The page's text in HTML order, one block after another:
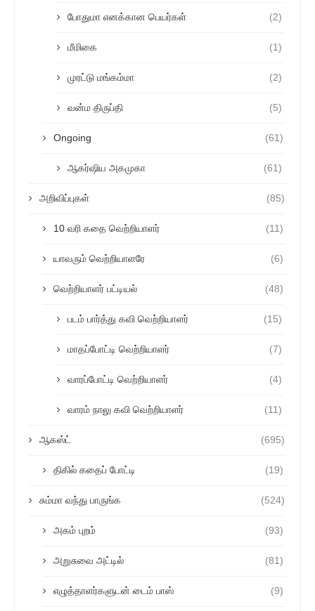
போதுமா எனக்கான பெயர்கள் (2)
மீமிகை (1)
முரட்டு மங்கம்மா (2)
வன்ம திருப்தி (5)
Ongoing (61)
ஆகர்ஷிய அகமுகா (61)
அறிவிப்புகள் (85)
10 வரி கதை வெற்றியாளர் (11)
யாவரும் வெற்றியாளரே (6)
வெற்றியாளர் பட்டியல் (48)
படம் பார்த்து கவி வெற்றியாளர் (15)
மாதப்போட்டி வெற்றியாளர் (7)
வாரப்போட்டி வெற்றியாளர் (4)
வாரம் நாலு கவி வெற்றியாளர் (11)
ஆகஸ்ட் (695)
திகில் கதைப் போட்டி (19)
சும்மா வந்து பாருங்க (524)
அகம் புறம் (93)
அறுசுவை அட்டில் (81)
எழுத்தாளர்களுடன் டைம் பாஸ் (9)